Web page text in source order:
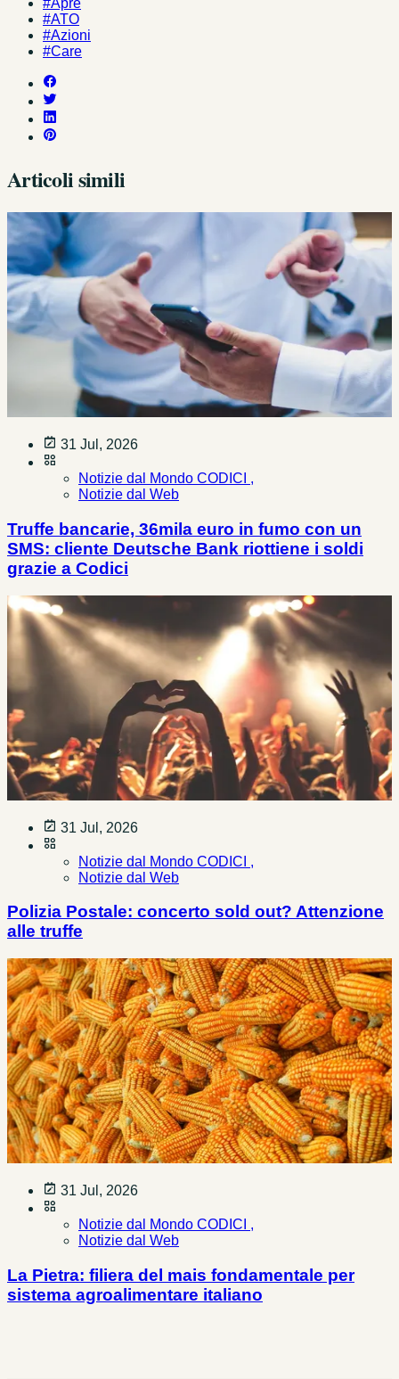
#Apre
#ATO
#Azioni
#Care
Articoli simili
31 Jul, 2026
Notizie dal Mondo CODICI ,
Notizie dal Web
Truffe bancarie, 36mila euro in fumo con un
SMS: cliente Deutsche Bank riottiene i soldi
grazie a Codici
31 Jul, 2026
Notizie dal Mondo CODICI ,
Notizie dal Web
Polizia Postale: concerto sold out? Attenzione
alle truffe
31 Jul, 2026
Notizie dal Mondo CODICI ,
Notizie dal Web
La Pietra: filiera del mais fondamentale per
sistema agroalimentare italiano